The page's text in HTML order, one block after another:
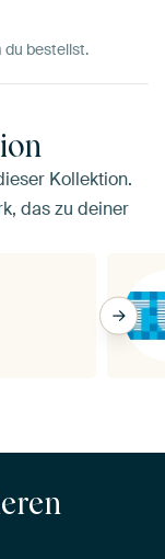
du bestellst.
Kollektion.
das zu deiner